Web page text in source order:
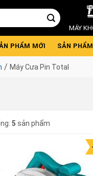
MÁY
PHẨM MỚI SẢN
/ Máy Cưa Pin Total
5 sản phẩm